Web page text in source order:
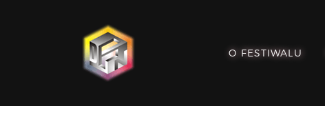
O FESTIWALU